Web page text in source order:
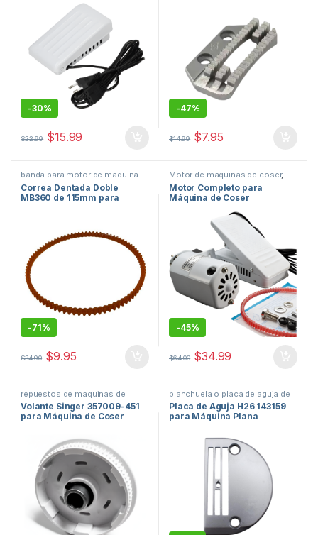
-30%
$22.99 $15.99
-47%
$14.99 $7.95
banda para motor de maquina
de coser ,repuestos de
maquinas de coser
Correa Dentada Doble
MB360 de 115mm para
-71%
$34.90 $9.95
Motor de maquinas de coser,
repuestos de maquinas de
coser
Motor Completo para
Máquina de Coser
-45%
$64.00 $34.99
repuestos de maquinas de
coser ,repuestos mecanicos
para maquinas de coser,volante
para maquinas de coser
Volante Singer 357009-451
para Máquina de Coser
planchuela o placa de aguja de
maquina de coser, repuestos de
maquinas de coser
Placa de Aguja H26 143159
para Máquina Plana
Trabajo Pesado #2-